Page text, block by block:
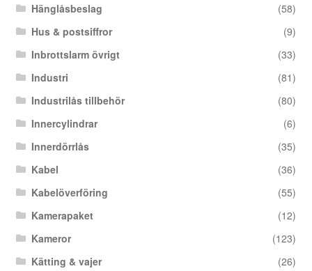
Hänglåsbeslag
(58)
Hus & postsiffror
(9)
Inbrottslarm övrigt
(33)
Industri
(81)
Industrilås tillbehör
(80)
Innercylindrar
(6)
Innerdörrlås
(35)
Kabel
(36)
Kabelöverföring
(55)
Kamerapaket
(12)
Kameror
(123)
Kätting & vajer
(26)